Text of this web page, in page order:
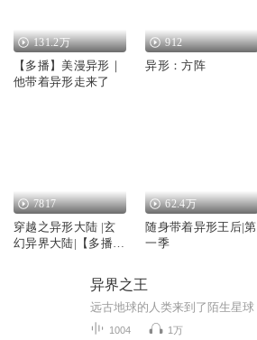
131.2万
【多播】美漫异形｜
他带着异形走来了
912
异形：方阵
7817
穿越之异形大陆 |玄
幻异界大陆|【多播】
62.4万
随身带着异形王后|第
一季
异界之王
1004 1万